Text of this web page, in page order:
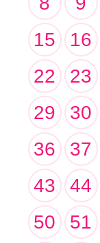
15
16
22
23
29
30
36
37
43
44
50
51